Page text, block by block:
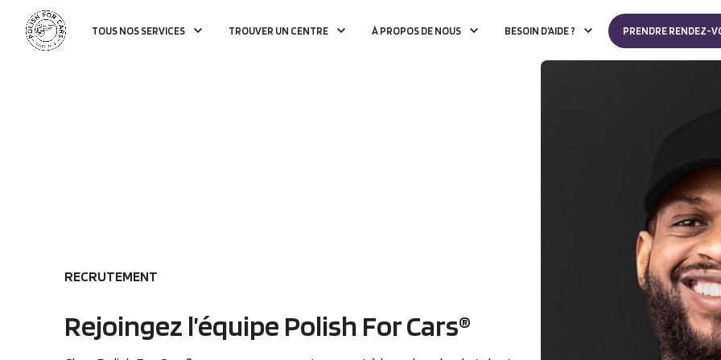
TOUS NOS SERVICES TROUVER UN CENTRE À PROPOS DE NOUS BESOIN D’AIDE ? PRENDRE RENDEZ-
RECRUTEMENT
Rejoingez l’équipe Polish For Cars®